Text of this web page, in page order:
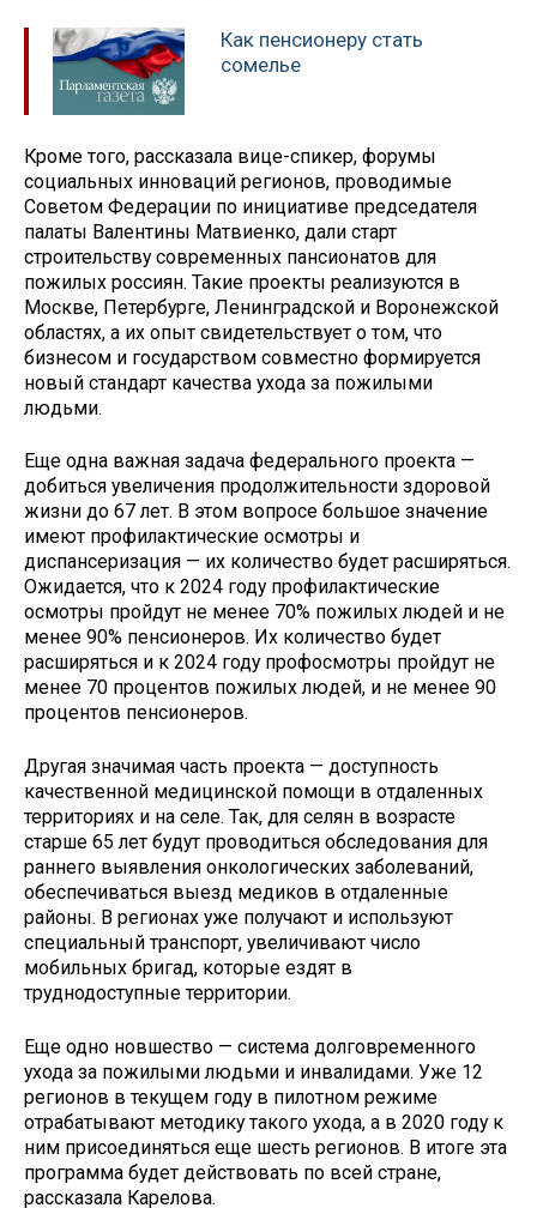
Как пенсионеру стать
сомелье
Кроме того, рассказала вице-спикер, форумы
социальных инноваций регионов, проводимые
Советом Федерации по инициативе председателя
палаты Валентины Матвиенко, дали старт
строительству современных пансионатов для
пожилых россиян. Такие проекты реализуются в
Москве, Петербурге, Ленинградской и Воронежской
областях, а их опыт свидетельствует о том, что
бизнесом и государством совместно формируется
новый стандарт качества ухода за пожилыми
людьми.
Еще одна важная задача федерального проекта —
добиться увеличения продолжительности здоровой
жизни до 67 лет. В этом вопросе большое значение
имеют профилактические осмотры и
диспансеризация — их количество будет расширяться.
Ожидается, что к 2024 году профилактические
осмотры пройдут не менее 70% пожилых людей и не
менее 90% пенсионеров. Их количество будет
расширяться и к 2024 году профосмотры пройдут не
менее 70 процентов пожилых людей, и не менее 90
процентов пенсионеров.
Другая значимая часть проекта — доступность
качественной медицинской помощи в отдаленных
территориях и на селе. Так, для селян в возрасте
старше 65 лет будут проводиться обследования для
раннего выявления онкологических заболеваний,
обеспечиваться выезд медиков в отдаленные
районы. В регионах уже получают и используют
специальный транспорт, увеличивают число
мобильных бригад, которые ездят в
труднодоступные территории.
Еще одно новшество — система долговременного
ухода за пожилыми людьми и инвалидами. Уже 12
регионов в текущем году в пилотном режиме
отрабатывают методику такого ухода, а в 2020 году к
ним присоединяться еще шесть регионов. В итоге эта
программа будет действовать по всей стране,
рассказала Карелова.